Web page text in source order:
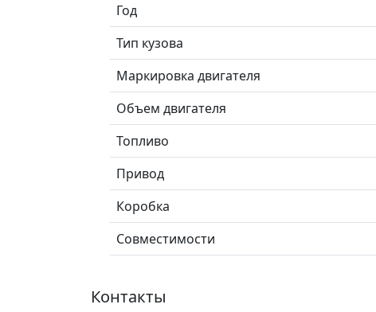
Год
Тип кузова
Маркировка двигателя
Объем двигателя
Топливо
Привод
Коробка
Совместимости
Контакты